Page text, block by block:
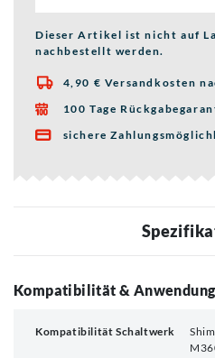
Dieser Artikel ist nicht auf
nachbestellt werden.
 4,90 € Versandkosten
 100 Tage
 sichere
Kompatibilität & Anwendung
Kompatibilität Schaltwerk